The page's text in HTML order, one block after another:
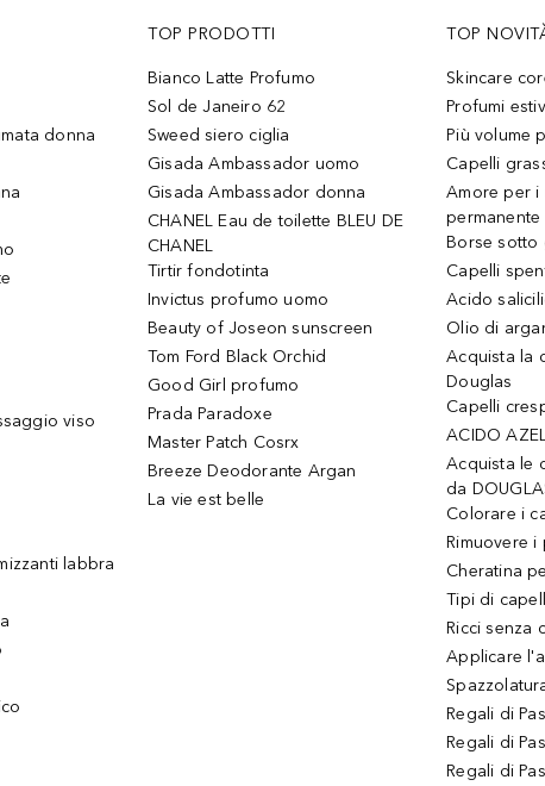
donna
viso
labbra
TOP PRODOTTI
Bianco Latte Profumo
Sol de Janeiro 62
Sweed siero ciglia
Gisada Ambassador uomo
Gisada Ambassador donna
CHANEL Eau de toilette BLEU DE
CHANEL
Tirtir fondotinta
Invictus profumo uomo
Beauty of Joseon sunscreen
Tom Ford Black Orchid
Good Girl profumo
Prada Paradoxe
Master Patch Cosrx
Breeze Deodorante Argan
La vie est belle
TOP
Skincare
Profumi
Più volume
Capelli
Amore per i
permanente
Borse sotto
Capelli
Acido
Olio di
Acquista la
Douglas
Capelli
ACIDO
Acquista le
da
Colorare i
Rimuovere i
Cheratina
Tipi di
Ricci senza
Applicare
Regali di
Regali di
Regali di